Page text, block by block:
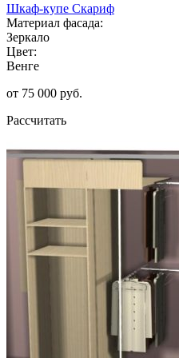
Шкаф-купе Скариф
Материал фасада:
Зеркало
Цвет:
Венге
от 75 000 руб.
Рассчитать